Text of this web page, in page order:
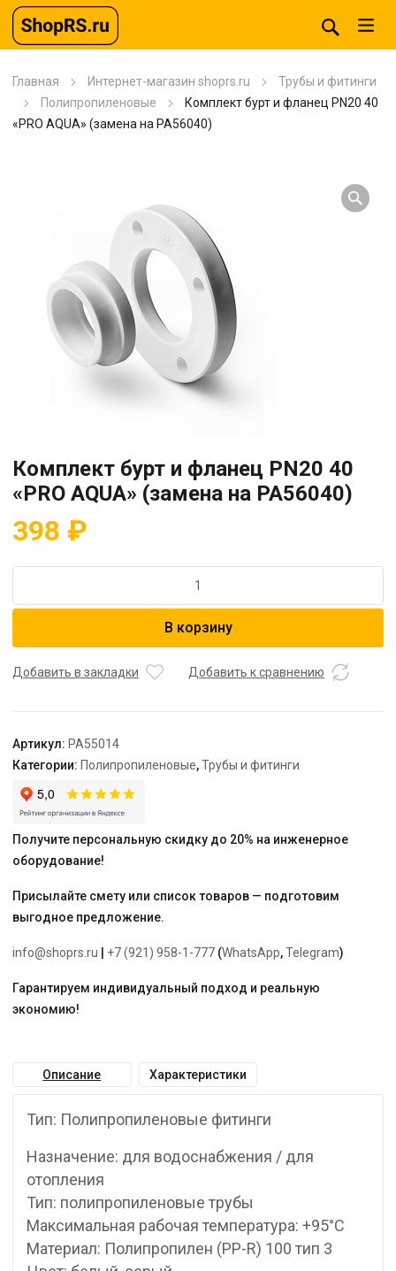
Главная Интернет-магазин shoprs.ru
Трубы и фитинги
Полипропиленовые
Комплект бурт и фланец PN20 40
«PRO AQUA» (замена на PA56040)
Комплект бурт и фланец PN20 40
«PRO AQUA» (замена на PA56040)
398 ₽
Комплект
фланец
AQUA"
(замена
на
PA56040)
В корзину
Добавить в закладки Добавить к сравнению
Артикул: PA55014
Категории: Полипропиленовые,Трубы и фитинги
Получите персональную скидку до 20% на инженерное
оборудование!
Присылайте смету или список товаров — подготовим
выгодное предложение.
info@shoprs.ru +7 (921) 958-1-777 (WhatsApp,Telegram)
Гарантируем индивидуальный подход и реальную
экономию!
Описание Характеристики
Тип: Полипропиленовые фитинги
Назначение: для водоснабжения / для
отопления
Тип: полипропиленовые трубы
Максимальная рабочая температура: +95°С
Материал: Полипропилен (PP-R) 100 тип 3